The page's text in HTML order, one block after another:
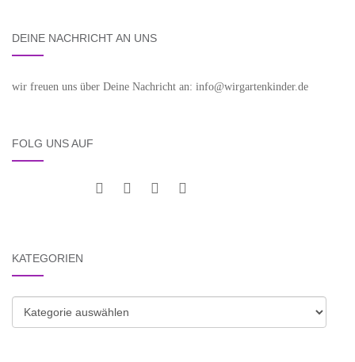
DEINE NACHRICHT AN UNS
wir freuen uns über Deine Nachricht an: info@wirgartenkinder.de
FOLG UNS AUF
KATEGORIEN
Kategorien